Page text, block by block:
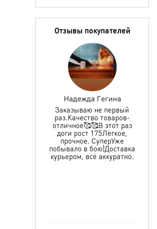
Отзывы покупателей
Надежда Гегина
Заказываю не первый
раз.Качество товаров-
отличное🥰🥰В этот раз
доги рост 175Лёгкое,
прочное. СуперУже
побывало в бою)Доставка
курьером, всё аккуратно.